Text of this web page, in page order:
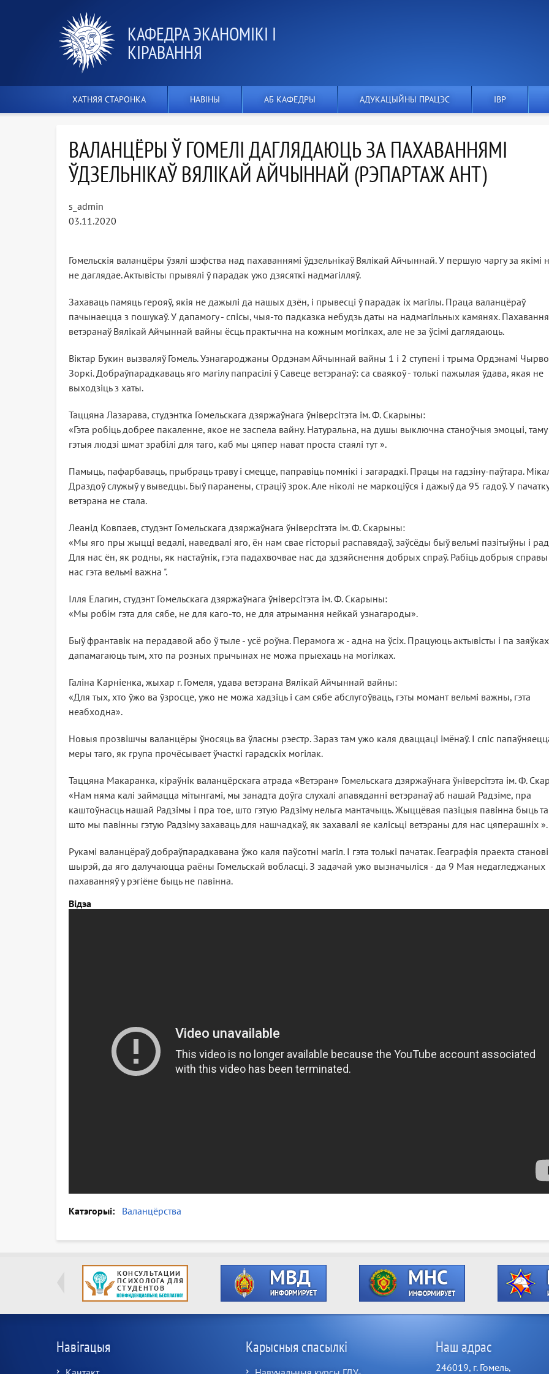
КАФЕДРА ЭКАНОМІКІ І
КІРАВАННЯ
ХАТНЯЯ СТАРОНКА НАВІНЫ АБ КАФЕДРЫ АДУКАЦЫЙНЫ ПРАЦЭС IВР
ВАЛАНЦЁРЫ Ў ГОМЕЛІ ДАГЛЯДАЮЦЬ ЗА ПАХАВАННЯМІ
ЎДЗЕЛЬНІКАЎ ВЯЛІКАЙ АЙЧЫННАЙ (РЭПАРТАЖ АНТ)
s_admin
03.11.2020
Гомельскія валанцёры ўзялі шэфства над пахаваннямі ўдзельнікаў Вялікай Айчыннай. У першую чаргу за якімі
не даглядае. Актывісты прывялі ў парадак ужо дзясяткі надмагілляў.
Захаваць памяць герояў, якія не дажылі да нашых дзён, і прывесці ў парадак іх магілы. Праца валанцёраў
пачынаецца з пошукаў. У дапамогу - спісы, чыя-то падказка небудзь даты на надмагільных камянях. Пахавання
ветэранаў Вялікай Айчыннай вайны ёсць практычна на кожным могілках, але не за ўсімі даглядаюць.
Віктар Букин вызваляў Гомель. Узнагароджаны Ордэнам Айчыннай вайны 1 і 2 ступені і трыма Ордэнамі
Зоркі. Добраўпарадкаваць яго магілу папрасілі ў Савеце ветэранаў: са сваякоў - толькі пажылая ўдава, якая не
выходзіць з хаты.
Таццяна Лазарава, студэнтка Гомельскага дзяржаўнага ўніверсітэта ім. Ф. Скарыны:
«Гэта робіць добрее пакаленне, якое не заспела вайну. Натуральна, на душы выключна станоўчыя эмоцыі,
гэтыя людзі шмат зрабілі для таго, каб мы цяпер нават проста стаялі тут ».
Памыць, пафарбаваць, прыбраць траву і смецце, паправіць помнікі і загарадкі. Працы на гадзіну-паўтара.
Драздоў служыў у выведцы. Быў паранены, страціў зрок. Але ніколі не маркоціўся і дажыў да 95 гадоў. У
ветэрана не стала.
Леанід Ковпаев, студэнт Гомельскага дзяржаўнага ўніверсітэта ім. Ф. Скарыны:
«Мы яго пры жыцці ведалі, наведвалі яго, ён нам свае гісторыі распавядаў, заўсёды быў вельмі пазітыўны і
Для нас ён, як родны, як настаўнік, гэта падахвочвае нас да здзяйснення добрых спраў. Рабіць добрыя
нас гэта вельмі важна ".
Ілля Елагин, студэнт Гомельскага дзяржаўнага ўніверсітэта ім. Ф. Скарыны:
«Мы робім гэта для сябе, не для каго-то, не для атрымання нейкай узнагароды».
Быў франтавік на перадавой або ў тыле - усё роўна. Перамога ж - адна на ўсіх. Працуюць актывісты і па
дапамагаюць тым, хто па розных прычынах не можа прыехаць на могілках.
Галіна Карніенка, жыхар г. Гомеля, удава ветэрана Вялікай Айчыннай вайны:
«Для тых, хто ўжо ва ўзросце, ужо не можа хадзіць і сам сябе абслугоўваць, гэты момант вельмі важны, гэта
неабходна».
Новыя прозвішчы валанцёры ўносяць ва ўласны рэестр. Зараз там ужо каля дваццаці імёнаў. І спіс
меры таго, як група прочёсывает ўчасткі гарадскіх могілак.
Таццяна Макаранка, кіраўнік валанцёрскага атрада «Ветэран» Гомельскага дзяржаўнага ўніверсітэта ім. Ф.
«Нам няма калі займацца мітынгамі, мы занадта доўга слухалі апавяданні ветэранаў аб нашай Радзіме, пра
каштоўнасць нашай Радзімы і пра тое, што гэтую Радзіму нельга мантачыць. Жыццёвая пазіцыя павінна быць
што мы павінны гэтую Радзіму захаваць для нашчадкаў, як захавалі яе калісьці ветэраны для нас цяперашніх ».
Рукамі валанцёраў добраўпарадкавана ўжо каля паўсотні магіл. І гэта толькі пачатак. Геаграфія праекта
шырэй, да яго далучаюцца раёны Гомельскай вобласці. З задачай ужо вызначыліся - да 9 Мая недагледжаных
пахаванняў у рэгіёне быць не павінна.
Відэа
Катэгорыі Валанцёрства
Навігацыя Карысныя спасылкі Наш адрас
246019, г. Гомель,